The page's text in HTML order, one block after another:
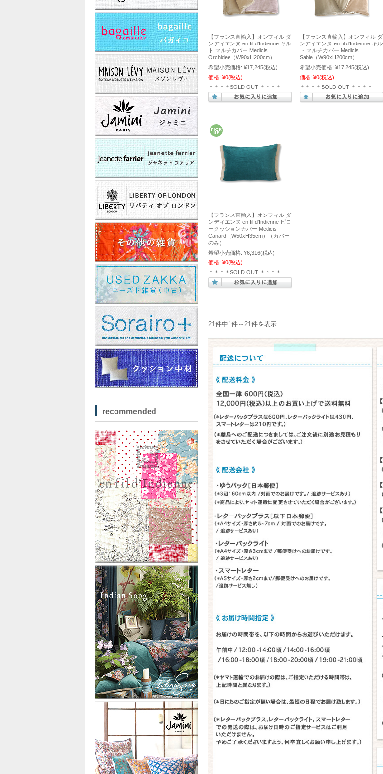
【フランス直輸入】オンフィル ダ
ンディエンヌ en fil d'Indienne キル
ト マルチカバー Medicis
Orchidee（W90xH200cm）
希望小売価格: ¥17,245(税込)
価格: ¥0(税込)
＊＊＊＊SOLD OUT ＊＊＊＊
【フランス直輸入】オンフィル ダ
ンディエンヌ en fil d'Indienne キル
ト マルチカバー Medicis
Sable（W90xH200cm）
希望小売価格: ¥17,245(税込)
価格: ¥0(税込)
＊＊＊＊SOLD OUT ＊＊＊＊
【フランス直輸入】オンフィル ダ
ンディエンヌ en fil d'Indienne ピロ
ークッションカバー Medicis
Canard（W50xH35cm）（カバー
のみ）
希望小売価格: ¥6,316(税込)
価格: ¥0(税込)
＊＊＊＊SOLD OUT ＊＊＊＊
21件中1件～21件を表示
recommended